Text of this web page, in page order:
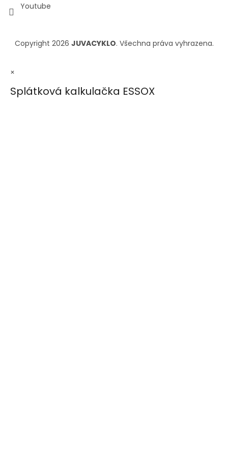
Youtube
Copyright 2026 JUVACYKLO. Všechna práva vyhrazena.
×
Splátková kalkulačka ESSOX